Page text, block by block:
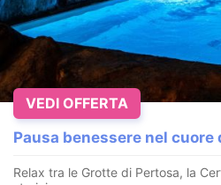
Pausa benessere nel cuore
Relax tra le Grotte di Pertosa, la
VEDI OFFERTA